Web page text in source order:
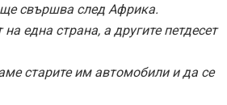
свършва след Африка.
една страна, а другите петдесет
старите им автомобили и да се